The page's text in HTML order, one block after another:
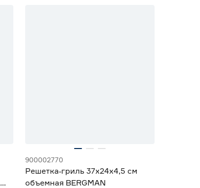
900002770
Решетка‑гриль 37x24х4,5 см
объемная BERGMAN